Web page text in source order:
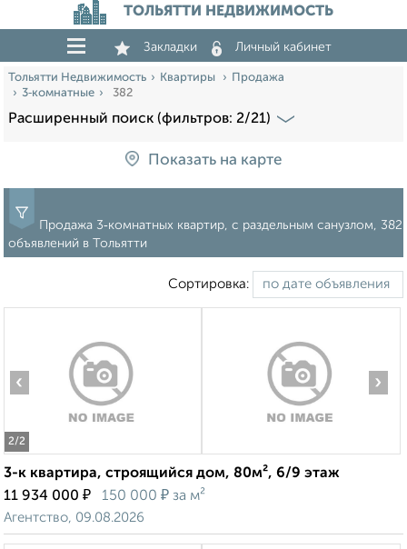
ТОЛЬЯТТИ НЕДВИЖИМОСТЬ
Закладки Личный кабинет
Тольятти Недвижимость Квартиры
Продажа
3‑комнатные
382
Расширенный поиск (фильтров: 2/21)
Показать на карте
Продажа 3‑комнатных квартир, с раздельным санузлом, 382
объявлений в Тольятти
Сортировка:
2/2
‹ ›
3-к квартира, строящийся дом, 80м², 6/9 этаж
11 934 000 ₽ 150 000 ₽ за м²
Агентство, 09.08.2026